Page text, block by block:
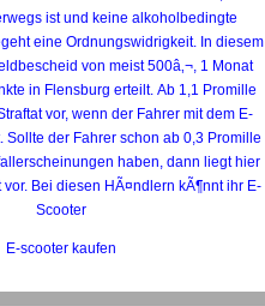
ist und keine alkoholbedingte
eine Ordnungswidrigkeit. In diesem
von meist 500â‚¬, 1 Monat
in Flensburg erteilt. Ab 1,1 Promille
vor, wenn der Fahrer mit dem E-
Sollte der Fahrer schon ab 0,3 Promille
haben, dann liegt hier
Bei diesen HÃ¤ndlern kÃ¶nnt ihr E-
Scooter
E-scooter kaufen